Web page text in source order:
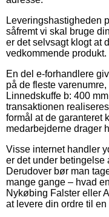
Leveringshastigheden
såfremt vi skal bruge
er det selvsagt klogt at
vedkommende produkt.
En del e-forhandlere
på de fleste
Linnedskuffe b: 400
transaktionen
formål at de garanteret
medarbejderne drager
Visse internet handler
er det under betingelse
Derudover bør man
mange gange – hvad
Nykøbing Falster eller
at levere din ordre til